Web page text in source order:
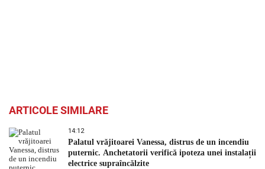
ARTICOLE SIMILARE
14:12
Palatul vrăjitoarei Vanessa, distrus de un incendiu
puternic. Anchetatorii verifică ipoteza unei instalații
electrice supraîncălzite